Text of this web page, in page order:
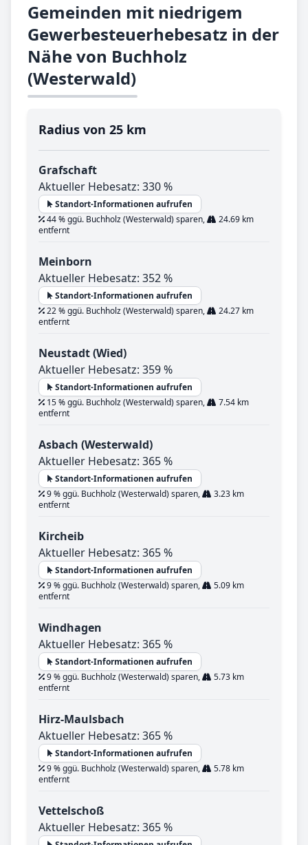
Gemeinden mit niedrigem
Gewerbesteuerhebesatz in der
Nähe von Buchholz
(Westerwald)
Radius von 25 km
Grafschaft
Aktueller Hebesatz: 330 %
Standort-Informationen aufrufen
44 % ggü. Buchholz (Westerwald) sparen,
24.69 km
entfernt
Meinborn
Aktueller Hebesatz: 352 %
Standort-Informationen aufrufen
22 % ggü. Buchholz (Westerwald) sparen,
24.27 km
entfernt
Neustadt (Wied)
Aktueller Hebesatz: 359 %
Standort-Informationen aufrufen
15 % ggü. Buchholz (Westerwald) sparen,
7.54 km
entfernt
Asbach (Westerwald)
Aktueller Hebesatz: 365 %
Standort-Informationen aufrufen
9 % ggü. Buchholz (Westerwald) sparen,
3.23 km
entfernt
Kircheib
Aktueller Hebesatz: 365 %
Standort-Informationen aufrufen
9 % ggü. Buchholz (Westerwald) sparen,
5.09 km
entfernt
Windhagen
Aktueller Hebesatz: 365 %
Standort-Informationen aufrufen
9 % ggü. Buchholz (Westerwald) sparen,
5.73 km
entfernt
Hirz-Maulsbach
Aktueller Hebesatz: 365 %
Standort-Informationen aufrufen
9 % ggü. Buchholz (Westerwald) sparen,
5.78 km
entfernt
Vettelschoß
Aktueller Hebesatz: 365 %